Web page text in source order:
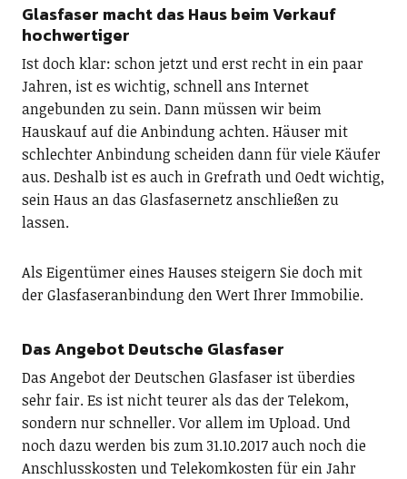
Glasfaser macht das Haus beim Verkauf
hochwertiger
Ist doch klar: schon jetzt und erst recht in ein paar
Jahren, ist es wichtig, schnell ans Internet
angebunden zu sein. Dann müssen wir beim
Hauskauf auf die Anbindung achten. Häuser mit
schlechter Anbindung scheiden dann für viele Käufer
aus. Deshalb ist es auch in Grefrath und Oedt wichtig,
sein Haus an das Glasfasernetz anschließen zu
lassen.
Als Eigentümer eines Hauses steigern Sie doch mit
der Glasfaseranbindung den Wert Ihrer Immobilie.
Das Angebot Deutsche Glasfaser
Das Angebot der Deutschen Glasfaser ist überdies
sehr fair. Es ist nicht teurer als das der Telekom,
sondern nur schneller. Vor allem im Upload. Und
noch dazu werden bis zum 31.10.2017 auch noch die
Anschlusskosten und Telekomkosten für ein Jahr